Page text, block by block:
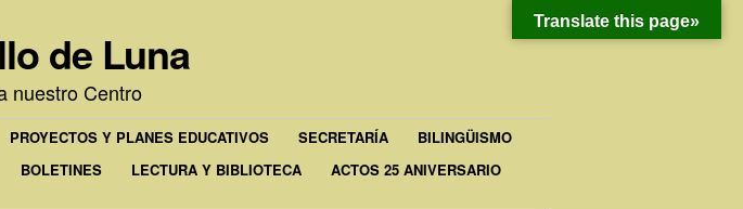
de Luna
nuestro Centro
PROYECTOS Y PLANES EDUCATIVOS SECRETARÍA
BILINGÜISMO
BOLETINES LECTURA Y BIBLIOTECA
ACTOS 25 ANIVERSARIO
Translate this page»